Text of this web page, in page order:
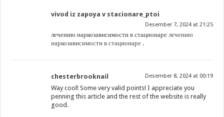
vivod iz zapoya v stacionare_ptoi
Desember 7, 2024 at 21:25
лечению наркозависимости в стационарелечению
наркозависимости в стационаре .
chesterbrooknail Desember 8, 2024 at 00:19
Way cool! Some very valid points! I appreciate you
penning this article and the rest of the website is really
good.